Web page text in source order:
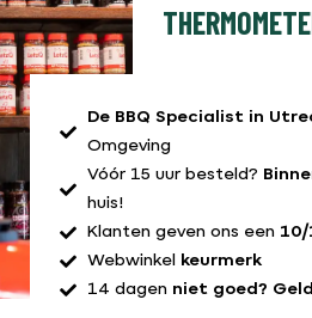
De BBQ Specialist in
Omgeving
Vóór 15 uur besteld?
huis!
Klanten geven ons een 10/
Webwinkel keurmerk
14 dagen niet goed?